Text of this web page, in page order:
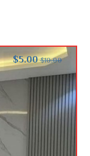
$10.00
$5.00